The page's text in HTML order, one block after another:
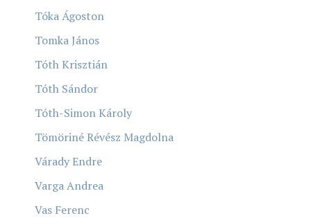
Tóka Ágoston
Tomka János
Tóth Krisztián
Tóth Sándor
Tóth-Simon Károly
Tömöriné Révész Magdolna
Várady Endre
Varga Andrea
Vas Ferenc